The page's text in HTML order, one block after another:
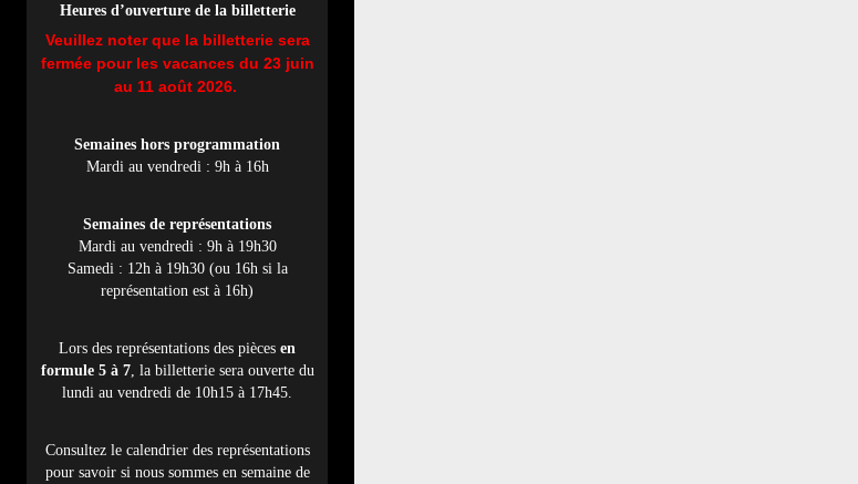
Heures d’ouverture de la billetterie
Veuillez noter que la billetterie sera
fermée pour les vacances du 23 juin
au 11 août 2026.
Semaines hors programmation
Mardi au vendredi : 9h à 16h
Semaines de représentations
Mardi au vendredi : 9h à 19h30
Samedi : 12h à 19h30 (ou 16h si la
représentation est à 16h)
Lors des représentations des pièces en
formule 5 à 7, la billetterie sera ouverte du
lundi au vendredi de 10h15 à 17h45.
Consultez le calendrier des représentations
pour savoir si nous sommes en semaine de